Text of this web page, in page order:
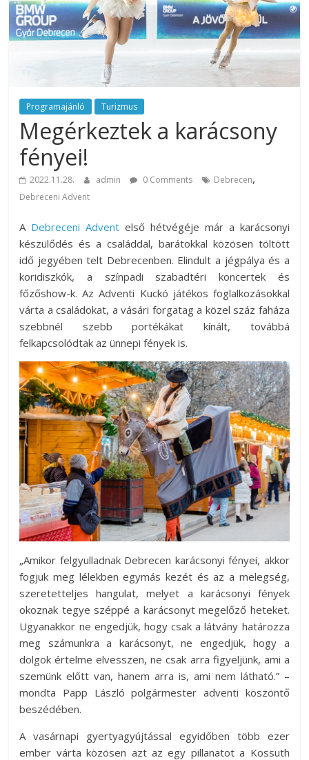
rendezvény
ajánlatok.
Rendezvények,
rendezvénytechnika,
rendezvényeszközök,
rendezvénygasztronómia,
catering.
Útmutató
úgy
profi
rendezvényszervező
mint
céges
rendezvények
szervezőinek,
vagy
az
esküvőjüket
kisasszonyoknak.
Programajánló Turizmus
Megérkeztek a karácsony
fényei!
2022.11.28. admin 0 Comments Debrecen,
Debreceni Advent
A Debreceni Advent első hétvégéje már a karácsonyi
készülődés és a családdal, barátokkal közösen töltött
idő jegyében telt Debrecenben. Elindult a jégpálya és a
koridiszkók, a színpadi szabadtéri koncertek és
főzőshow-k. Az Adventi Kuckó játékos foglalkozásokkal
várta a családokat, a vásári forgatag a közel száz faháza
szebbnél szebb portékákat kínált, továbbá
felkapcsolódtak az ünnepi fények is.
„Amikor felgyulladnak Debrecen karácsonyi fényei, akkor
fogjuk meg lélekben egymás kezét és az a melegség,
szeretetteljes hangulat, melyet a karácsonyi fények
okoznak tegye széppé a karácsonyt megelőző heteket.
Ugyanakkor ne engedjük, hogy csak a látvány határozza
meg számunkra a karácsonyt, ne engedjük, hogy a
dolgok értelme elvesszen, ne csak arra figyeljünk, ami a
szemünk előtt van, hanem arra is, ami nem látható.” –
mondta Papp László polgármester adventi köszöntő
beszédében.
A vasárnapi gyertyagyújtással egyidőben több ezer
ember várta közösen azt az egy pillanatot a Kossuth